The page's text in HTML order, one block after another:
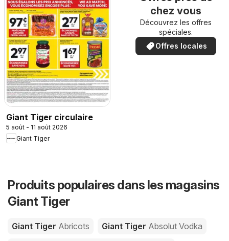
Giant Tiger circulaire
5 août - 11 août 2026
Giant Tiger
chez vous
Découvrez les offres
spéciales.
Offres locales
Produits populaires dans les magasins
Giant Tiger
Giant Tiger Abricots Giant Tiger Absolut Vodka